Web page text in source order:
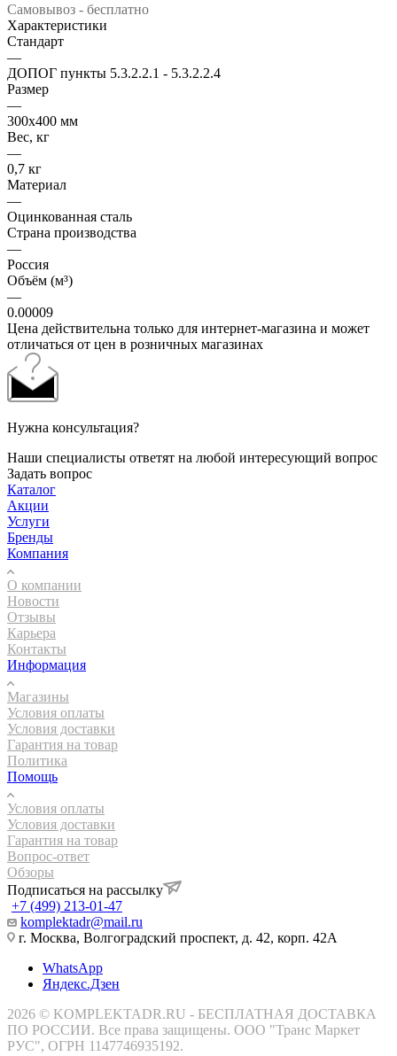
Самовывоз - бесплатно
Характеристики
Стандарт
—
ДОПОГ пункты 5.3.2.2.1 - 5.3.2.2.4
Размер
—
300х400 мм
Вес, кг
—
0,7 кг
Материал
—
Оцинкованная сталь
Страна производства
—
Россия
Объём (м³)
—
0.00009
Цена действительна только для интернет-магазина и может
отличаться от цен в розничных магазинах
Нужна консультация?
Наши специалисты ответят на любой интересующий вопрос
Задать вопрос
Каталог
Акции
Услуги
Бренды
Компания
О компании
Новости
Отзывы
Карьера
Контакты
Информация
Магазины
Условия оплаты
Условия доставки
Гарантия на товар
Политика
Помощь
Условия оплаты
Условия доставки
Гарантия на товар
Вопрос-ответ
Обзоры
Подписаться на рассылку
+7 (499) 213-01-47
komplektadr@mail.ru
г. Москва, Волгоградский проспект, д. 42, корп. 42А
WhatsApp
Яндекс.Дзен
2026 © KOMPLEKTADR.RU - БЕСПЛАТНАЯ ДОСТАВКА
ПО РОССИИ. Все права защищены. ООО "Транс Маркет
РУС", ОГРН 1147746935192.